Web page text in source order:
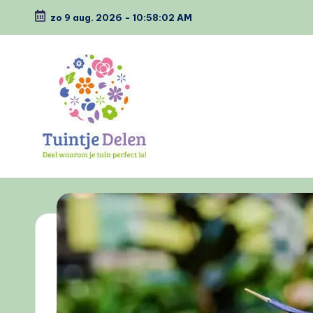
Ga
zo 9 aug. 2026 - 10:58:03 AM
T
tj
waarom
jou
tuin
perfect